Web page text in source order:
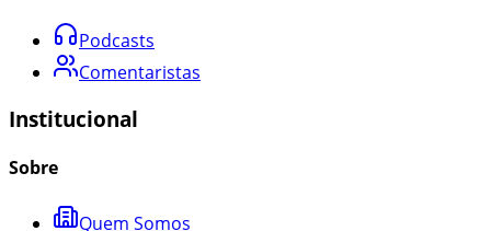
Podcasts
Comentaristas
Institucional
Sobre
Quem Somos